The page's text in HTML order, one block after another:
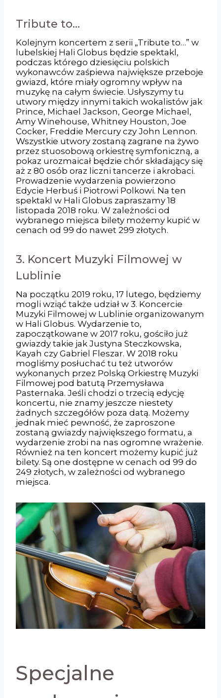
Tribute to…
Kolejnym koncertem z serii „Tribute to…” w
lubelskiej Hali Globus będzie spektakl,
podczas którego dziesięciu polskich
wykonawców zaśpiewa największe przeboje
gwiazd, które miały ogromny wpływ na
muzykę na całym świecie. Usłyszymy tu
utwory między innymi takich wokalistów jak
Prince, Michael Jackson, George Michael,
Amy Winehouse, Whitney Houston, Joe
Cocker, Freddie Mercury czy John Lennon.
Wszystkie utwory zostaną zagrane na żywo
przez stuosobową orkiestrę symfoniczną, a
pokaz urozmaicał będzie chór składający się
aż z 80 osób oraz liczni tancerze i akrobaci.
Prowadzenie wydarzenia powierzono
Edycie Herbuś i Piotrowi Polkowi. Na ten
spektakl w Hali Globus zapraszamy 18
listopada 2018 roku. W zależności od
wybranego miejsca bilety możemy kupić w
cenach od 99 do nawet 299 złotych.
3. Koncert Muzyki Filmowej w
Lublinie
Na początku 2019 roku, 17 lutego, będziemy
mogli wziąć także udział w 3. Koncercie
Muzyki Filmowej w Lublinie organizowanym
w Hali Globus. Wydarzenie to,
zapoczątkowane w 2017 roku, gościło już
gwiazdy takie jak Justyna Steczkowska,
Kayah czy Gabriel Fleszar. W 2018 roku
mogliśmy posłuchać tu też utworów
wykonanych przez Polską Orkiestrę Muzyki
Filmowej pod batutą Przemysława
Pasternaka. Jeśli chodzi o trzecią edycję
koncertu, nie znamy jeszcze niestety
żadnych szczegółów poza datą. Możemy
jednak mieć pewność, że zaproszone
zostaną gwiazdy największego formatu, a
wydarzenie zrobi na nas ogromne wrażenie.
Również na ten koncert możemy kupić już
bilety. Są one dostępne w cenach od 99 do
249 złotych, w zależności od wybranego
miejsca.
Specjalne